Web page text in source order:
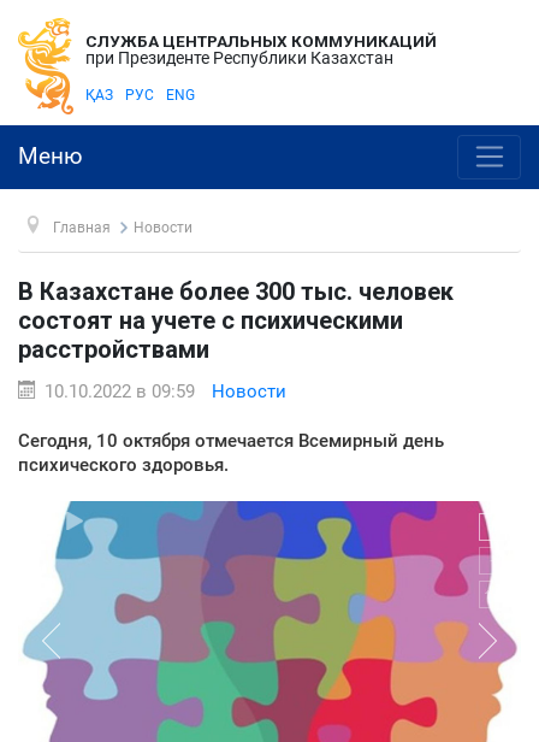
СЛУЖБА ЦЕНТРАЛЬНЫХ КОММУНИКАЦИЙ
при Президенте Республики Казахстан
ҚАЗ РУС ENG
Меню
Главная Новости
В Казахстане более 300 тыс. человек
состоят на учете с психическими
расстройствами
10.10.2022 в 09:59 Новости
Сегодня, 10 октября отмечается Всемирный день
психического здоровья.